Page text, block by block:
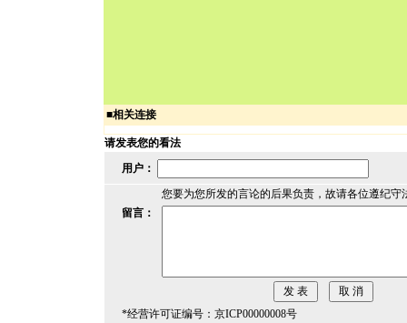
■相关连接
请发表您的看法
用户：
您要为您所发的言论的后果负责，故请各位遵纪守
留言：
*经营许可证编号：京ICP00000008号